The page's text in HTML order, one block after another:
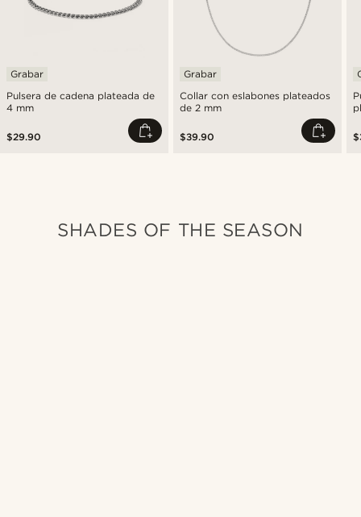
Pulsera de cadena plateada de
4 mm
Grabar
$29.90
Collar con eslabones plateados
de 2 mm
Grabar
$39.90
SHADES OF THE SEASON